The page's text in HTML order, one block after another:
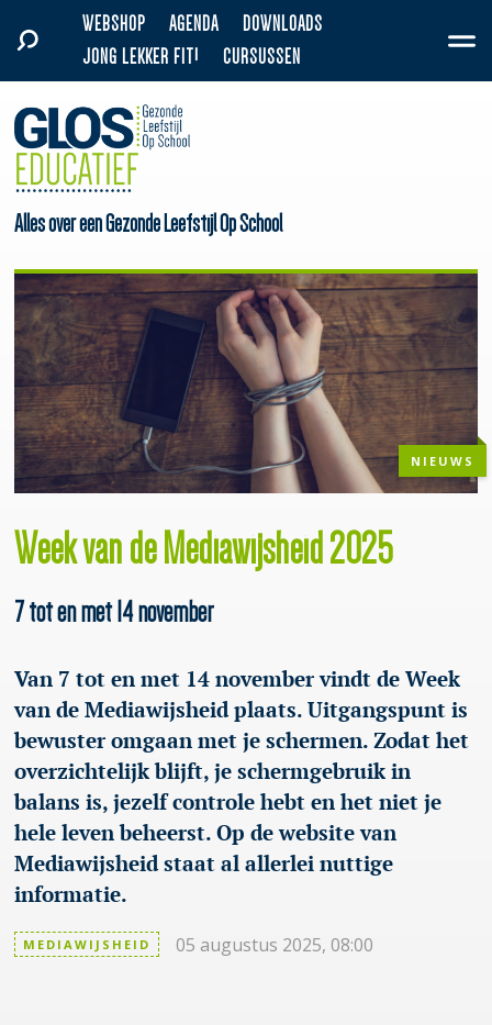
WEBSHOP AGENDA
DOWNLOADS
JONG LEKKER FIT!
CURSUSSEN
Alles over een Gezonde Leefstijl Op School
Week van de Mediawijsheid 2025
7 tot en met 14 november
MEDIAWIJSHEID 05 augustus 2025, 08:00
NIEUWS
Van 7 tot en met 14 november vindt de Week
van de Mediawijsheid plaats. Uitgangspunt is
bewuster omgaan met je schermen. Zodat het
overzichtelijk blijft, je schermgebruik in
balans is, jezelf controle hebt en het niet je
hele leven beheerst. Op de website van
Mediawijsheid staat al allerlei nuttige
informatie.